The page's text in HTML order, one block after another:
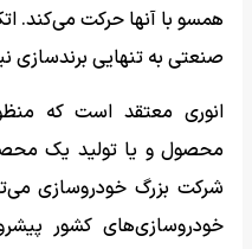
همسو با آنها حرکت می‌کند.
صنعتی به تنهایی برندسازی
انوری معتقد است که
محصول و یا تولید یک
شرکت بزرگ خودروسازی
خودروسازی‌های کشور